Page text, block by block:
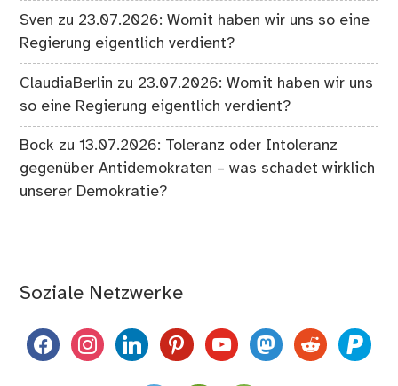
Sven zu 23.07.2026: Womit haben wir uns so eine
Regierung eigentlich verdient?
ClaudiaBerlin zu 23.07.2026: Womit haben wir uns
so eine Regierung eigentlich verdient?
Bock zu13.07.2026: Toleranz oder Intoleranz
gegenüber Antidemokraten – was schadet wirklich
unserer Demokratie?
Soziale Netzwerke
facebookinstagramlinkedinpinterestyoutubemastodon
reddit paypal